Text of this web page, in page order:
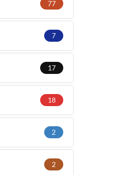
77
7
17
18
2
2